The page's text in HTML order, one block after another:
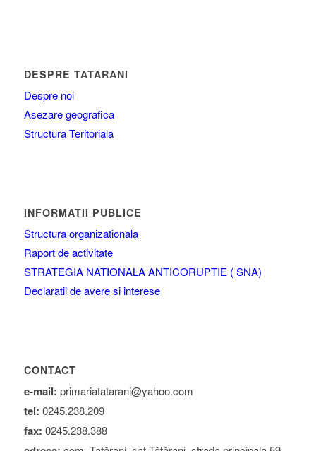
DESPRE TATARANI
Despre noi
Asezare geografica
Structura Teritoriala
INFORMATII PUBLICE
Structura organizationala
Raport de activitate
STRATEGIA NATIONALA ANTICORUPTIE ( SNA)
Declaratii de avere si interese
CONTACT
e-mail: primariatatarani@yahoo.com
tel: 0245.238.209
fax: 0245.238.388